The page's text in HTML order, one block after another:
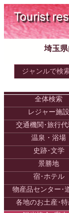
埼玉
ジャンルで検
全体検索
レジャー施設
交通機関･旅行
温泉・浴場
史跡･文学
景勝地
宿･ホテル
物産品センター･
各地のお土産･